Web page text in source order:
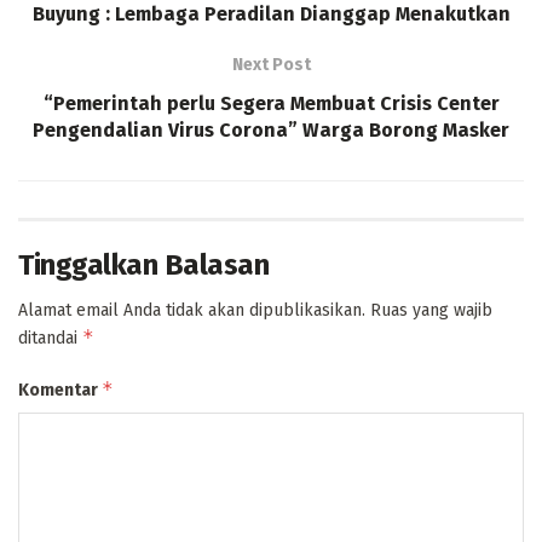
Buyung : Lembaga Peradilan Dianggap Menakutkan
Next Post
“Pemerintah perlu Segera Membuat Crisis Center
Pengendalian Virus Corona” Warga Borong Masker
Tinggalkan Balasan
Alamat email Anda tidak akan dipublikasikan. Ruas yang wajib
ditandai *
Komentar *